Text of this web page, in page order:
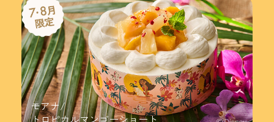
モアナ/
トロピカルマンゴーショート